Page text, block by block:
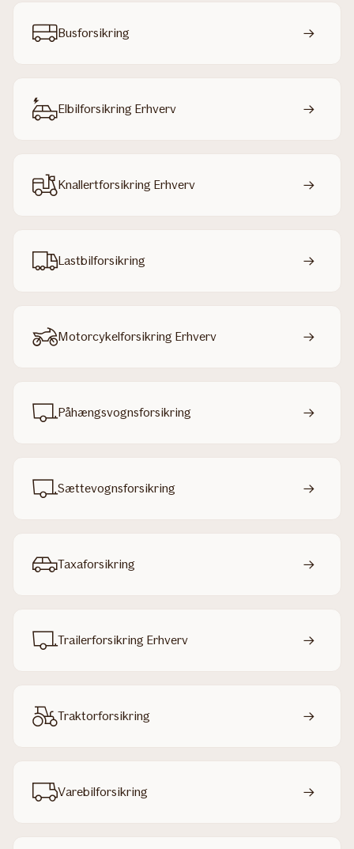
Busforsikring
Elbilforsikring Erhverv
Knallertforsikring Erhverv
Lastbilforsikring
Motorcykelforsikring Erhverv
Påhængsvogns­forsikring
Sættevognsforsikring
Taxaforsikring
Trailerforsikring Erhverv
Traktorforsikring
Varebilforsikring